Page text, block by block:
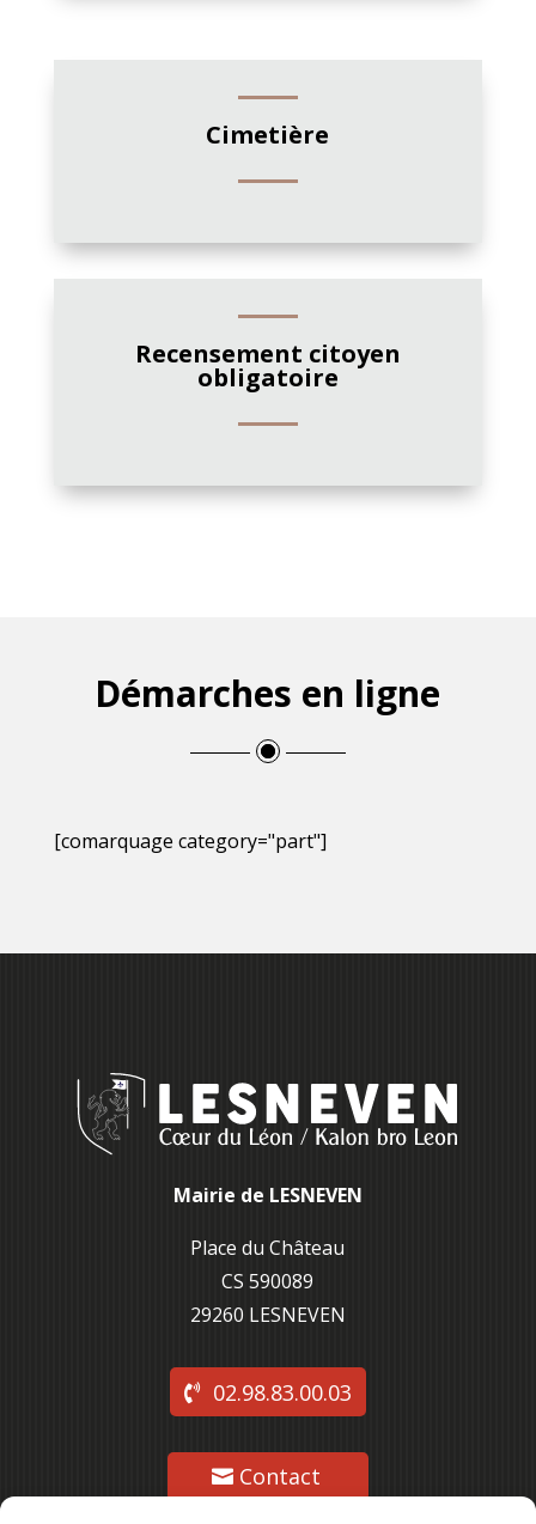
Cimetière
Recensement citoyen
obligatoire
Démarches en ligne
[comarquage category="part"]
Mairie de LESNEVEN
Place du Château
CS 590089
29260 LESNEVEN
02.98.83.00.03
Contact